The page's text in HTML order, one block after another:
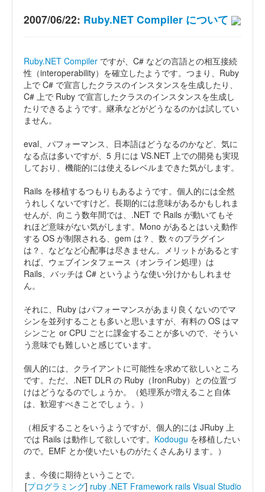
2007/06/22: Ruby.NET Compiler について
Ruby.NET Compiler ですが、C# などの言語との相互接続
性（interoperability）を確立したようです。つまり、Ruby
上で C# で宣言したクラスのインスタンスを生成したり、
C# 上で Ruby で宣言したクラスのインスタンスを生成し
たりできるようです。継承などがどうなるのかは試してい
ません。
eval、パフォーマンス、日本語はどうなるのかなど、気に
なる点は多いですが、5 月には VS.NET 上での開発も実現
しており、機能的には使えるレベルまできた気がします。
Rails を移植するつもりもあるようです。個人的には全然
うれしくないですけど。長期的には意味があるかもしれま
せんが、向こう数年間では、.NET で Rails が動いてもそ
れほど意味がない気がします。Mono があるとはいえ動作
する OS が制限される、gem は？、数々のプラグイン
は？、などなど心配事は尽きません。メリットがあるとす
れば、ウェブインタフェース（オンライン処理）は
Rails、バッチは C# というような使い分けかもしれませ
ん。
それに、Ruby はパフォーマンスがあまり良くないのでマ
シンを並列することも多いと思いますが、有料の OS はマ
シンごと or CPU ごとに課金することが多いので、そうい
う意味でも難しいと感じています。
個人的には、クライアントに可能性を求めて欲しいところ
です。ただ、.NET DLR の Ruby（IronRuby）との位置づ
けはどうなるのでしょうか。（処理系が増えること自体
は、歓迎すべきことでしょう。）
（相反することをいうようですが、個人的には JRuby 上
では Rails は動作して欲しいです。 Kodougu を移植したい
ので。EMF とか使いたいものがたくさんあります。）
ま、今後に期待ということで。
[プログラミング] ruby .NET Framework rails Visual Studio